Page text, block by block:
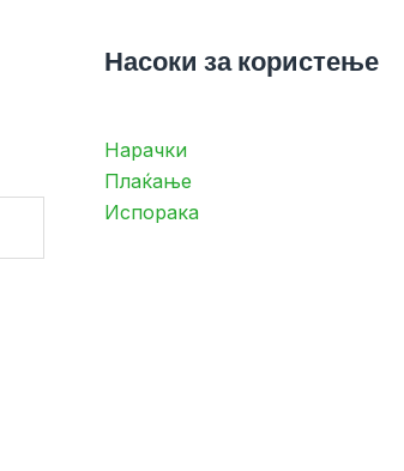
Насоки за користење
Нарачки
Плаќање
Испорака